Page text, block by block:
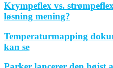
Krympeflex vs.
løsning mening?
Temperaturmapping
kan se